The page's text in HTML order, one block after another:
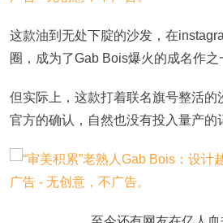
这款油到无处下腚的沙发，在
圈，成为了Gab Bois爆火的成名作之
但实际上，这款打着联名旗号整活的
官方的确认，自然也没有投入量产的